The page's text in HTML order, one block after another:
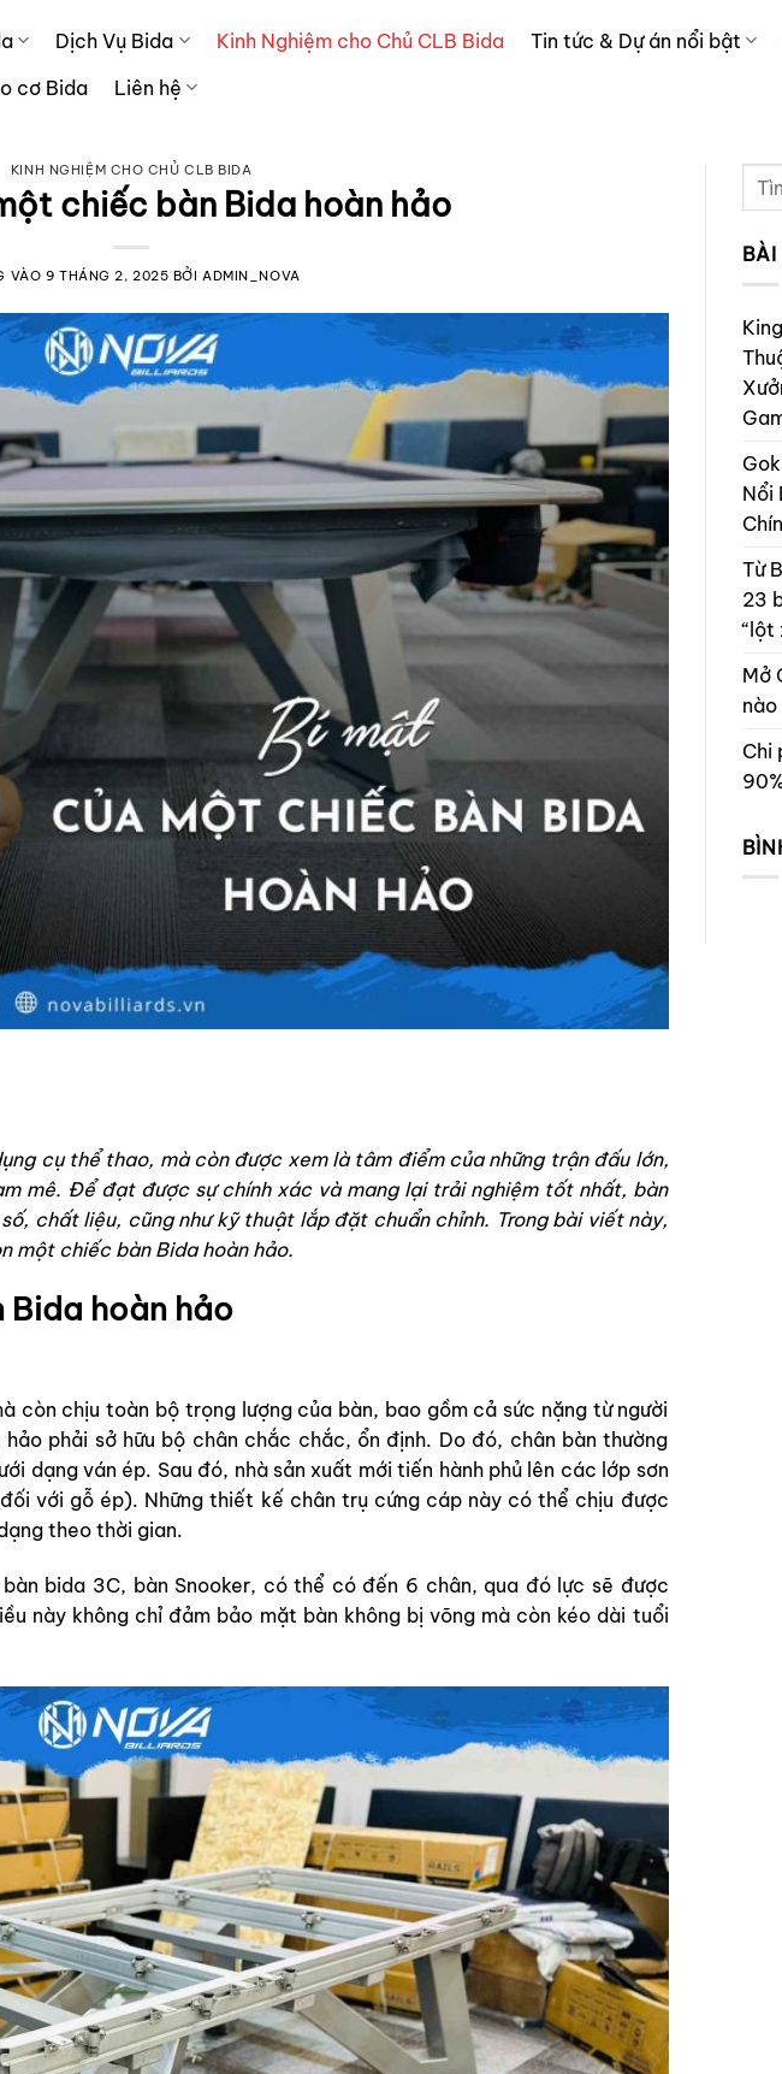
Dịch Vụ Bida Kinh Nghiệm cho Chủ CLB Bida Tin tức & Dự án nổi bật
cơ Bida Liên hệ
KINH NGHIỆM CHO CHỦ CLB BIDA
chiếc bàn Bida hoàn hảo
VÀO 9 THÁNG 2, 2025 BỞI ADMIN_NOVA
cụ thể thao, mà còn được xem là tâm điểm của những trận đấu lớn,
mê. Để đạt được sự chính xác và mang lại trải nghiệm tốt nhất, bàn
chất liệu, cũng như kỹ thuật lắp đặt chuẩn chỉnh. Trong bài viết này,
một chiếc bàn Bida hoàn hảo.
hoàn hảo
còn chịu toàn bộ trọng lượng của bàn, bao gồm cả sức nặng từ người
phải sở hữu bộ chân chắc chắc, ổn định. Do đó, chân bàn thường
dạng ván ép. Sau đó, nhà sản xuất mới tiến hành phủ lên các lớp sơn
với gỗ ép). Những thiết kế chân trụ cứng cáp này có thể chịu được
theo thời gian.
bàn bida 3C, bàn Snooker, có thể có đến 6 chân, qua đó lực sẽ được
này không chỉ đảm bảo mặt bàn không bị võng mà còn kéo dài tuổi
BÀI
Nổi
Từ
23
“lột
Mở
nào
Chi